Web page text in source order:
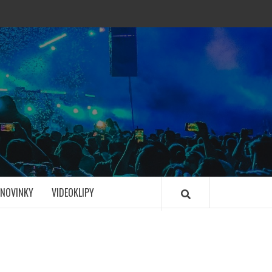
NOVINKY VIDEOKLIPY